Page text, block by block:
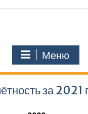
Меню
за 2021